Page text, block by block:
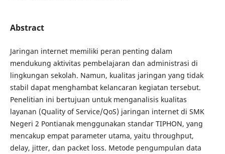
Abstract
Jaringan internet memiliki peran penting dalam
mendukung aktivitas pembelajaran dan administrasi di
lingkungan sekolah. Namun, kualitas jaringan yang tidak
stabil dapat menghambat kelancaran kegiatan tersebut.
Penelitian ini bertujuan untuk menganalisis kualitas
layanan (Quality of Service/QoS) jaringan internet di SMK
Negeri 2 Pontianak menggunakan standar TIPHON, yang
mencakup empat parameter utama, yaitu throughput,
delay, jitter, dan packet loss. Metode pengumpulan data